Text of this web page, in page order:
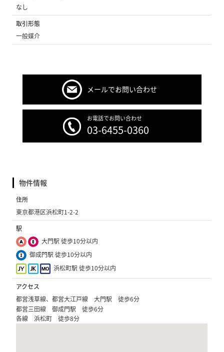
なし
取引形態
一般媒介
メールでお問い合わせ
お電話でお問い合わせ
03-6455-0360
物件情報
住所
東京都港区浜松町1-2-2
駅
大門駅 徒歩10分以内
御成門駅 徒歩10分以内
浜松町駅 徒歩10分以内
アクセス
都営浅草線、都営大江戸線 大門駅 徒歩6分
都営三田線 御成門駅 徒歩6分
各線 浜松町 徒歩8分